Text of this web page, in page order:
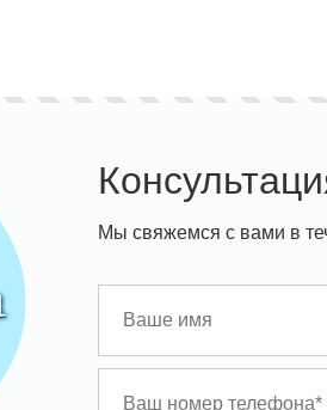
Мы свяжемся с вами в